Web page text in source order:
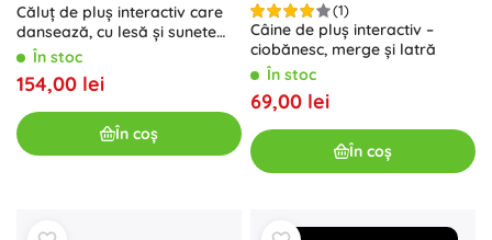
Căluț de pluș interactiv care
dansează, cu lesă și sunete
country
În stoc
154,00 lei
În coș
(1)
Câine de pluș interactiv –
ciobănesc, merge și latră
În stoc
69,00 lei
În coș